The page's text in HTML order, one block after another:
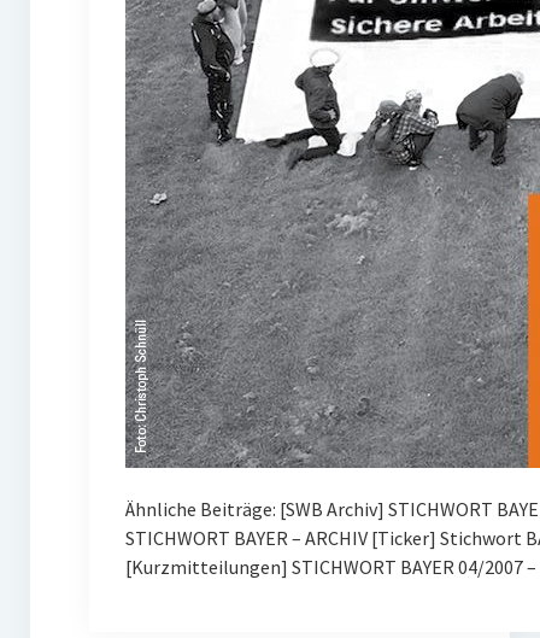
Ähnliche Beiträge: [SWB Archiv] STICHWORT
STICHWORT BAYER – ARCHIV [Ticker] Stichwort
[Kurzmitteilungen] STICHWORT BAYER 04/2007